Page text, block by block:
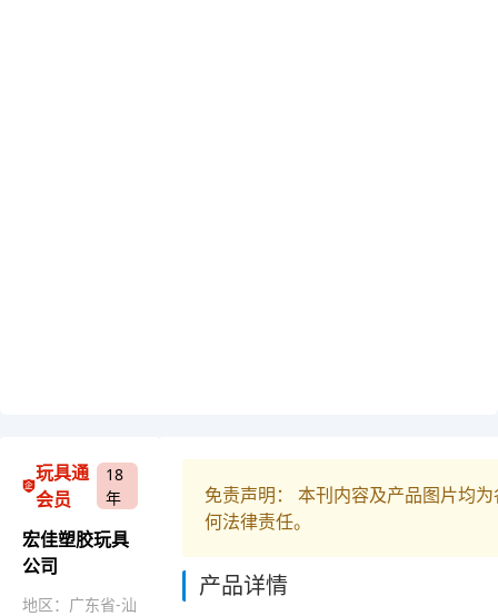
玩具通
会员
18
年
宏佳塑胶玩具
公司
地区：广东省-汕
免责声明： 本刊内容及产品图片均
何法律责任。
产品详情